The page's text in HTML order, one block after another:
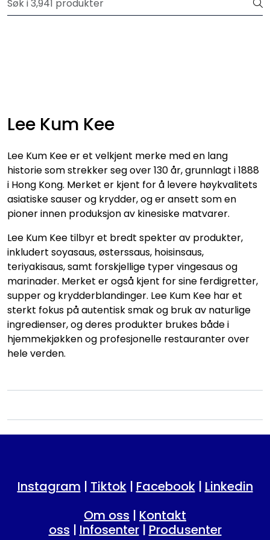
Skip to main content
Velkommen til vår nye nettbutikk! Trykk her for å lese mer
Lee Kum Kee
Lee Kum Kee er et velkjent merke med en lang
historie som strekker seg over 130 år, grunnlagt i 1888
i Hong Kong. Merket er kjent for å levere høykvalitets
asiatiske sauser og krydder, og er ansett som en
pioner innen produksjon av kinesiske matvarer.
Lee Kum Kee tilbyr et bredt spekter av produkter,
inkludert soyasaus, østerssaus, hoisinsaus,
teriyakisaus, samt forskjellige typer vingesaus og
marinader. Merket er også kjent for sine ferdigretter,
supper og krydderblandinger. Lee Kum Kee har et
sterkt fokus på autentisk smak og bruk av naturlige
ingredienser, og deres produkter brukes både i
hjemmekjøkken og profesjonelle restauranter over
hele verden.
Instagram | Tiktok| Facebook| Linkedin
Om oss | Kontakt
oss | Infosenter| Produsenter
Restaurantprodukter
Merkevarer